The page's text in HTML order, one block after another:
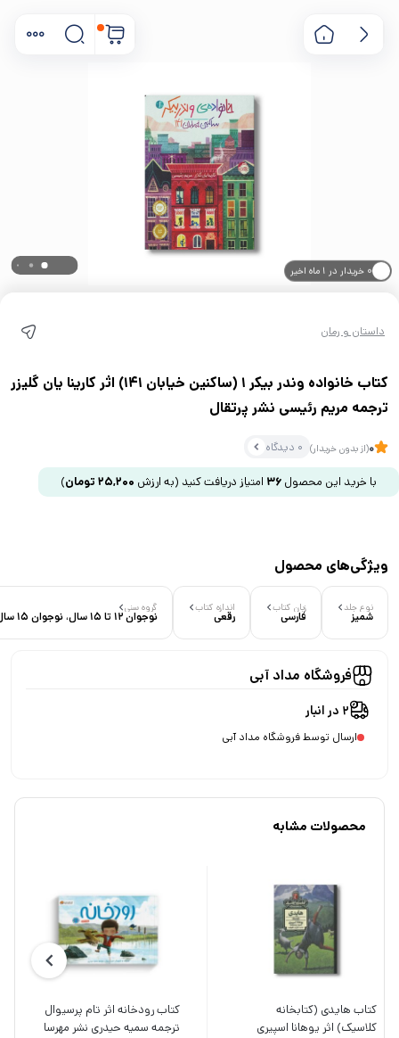
۰ خریدار در ۱ ماه اخیر
داستان و رمان
کتاب خانواده وندر بیکر 1 (ساکنین خیابان 141) اثر کارینا یان گلیزر
ترجمه مریم رئیسی نشر پرتقال
0(از بدون خریدار) 0 دیدگاه
با خرید این محصول 36 امتیاز دریافت کنید (به ارزش 25,200 تومان)
ویژگی‌های محصول
نوع جلد
شمیز
زبان کتاب
فارسی
اندازه کتاب
رقعی
گروه سنی
نوجوان 12 تا 15 سال، نوجوان 15 سال به بالا
فروشگاه مداد آبی
2 در انبار
ارسال توسط فروشگاه مداد آبی
محصولات مشابه
کتاب هایدی (کتابخانه
کلاسیک) اثر یوهانا اسپیری
کتاب رودخانه اثر تام پرسیوال
ترجمه سمیه حیدری نشر مهرسا